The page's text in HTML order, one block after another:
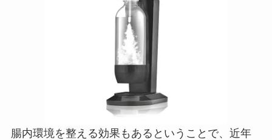
腸内環境を整える効果もあるということで、近年